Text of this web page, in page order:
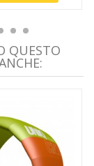
QUESTO